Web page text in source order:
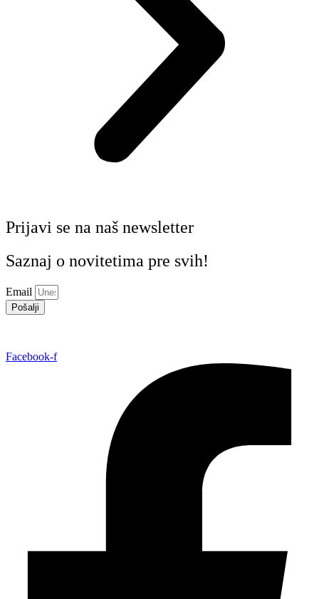
Prijavi se na naš newsletter
Saznaj o novitetima pre svih!
Email
Pošalji
Facebook-f